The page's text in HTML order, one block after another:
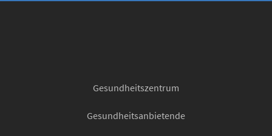
Gesundheitszentrum
Gesundheitsanbietende